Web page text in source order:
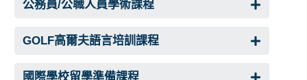
公務員/公職人員學術課程
GOLF高爾夫語言培訓課程
國際學校留學準備課程